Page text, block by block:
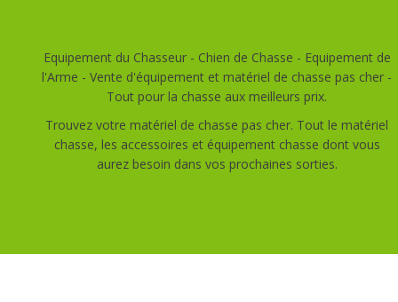
Equipement du Chasseur - Chien de Chasse - Equipement de
l'Arme - Vente d'équipement et matériel de chasse pas cher -
Tout pour la chasse aux meilleurs prix.
Trouvez votre matériel de chasse pas cher. Tout le matériel
chasse, les accessoires et équipement chasse dont vous
aurez besoin dans vos prochaines sorties.